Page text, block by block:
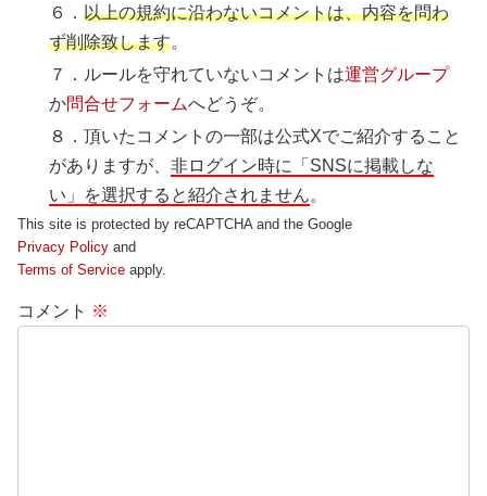
６．以上の規約に沿わないコメントは、内容を問わ
ず削除致します。
７．ルールを守れていないコメントは運営グループ
か問合せフォームへどうぞ。
８．頂いたコメントの一部は公式Xでご紹介すること
がありますが、非ログイン時に「SNSに掲載しな
い」を選択すると紹介されません。
This site is protected by reCAPTCHA and the Google
Privacy Policy and
Terms of Service apply.
コメント ※